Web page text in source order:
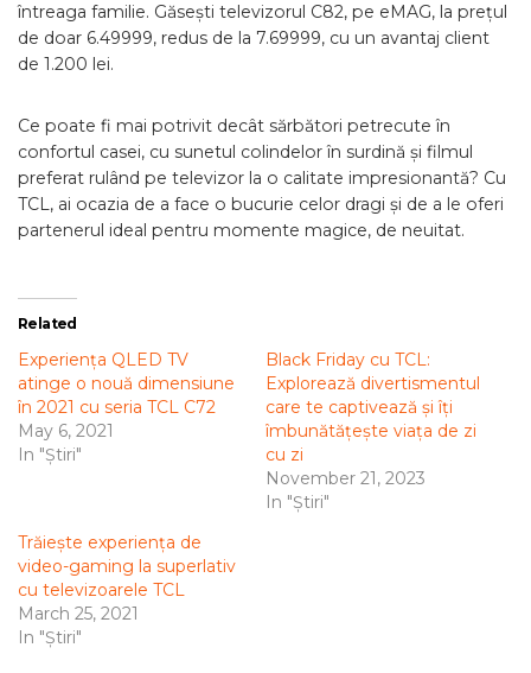
întreaga familie. Găsești televizorul C82, pe eMAG, la prețul
de doar 6.49999, redus de la 7.69999, cu un avantaj client
de 1.200 lei.
Ce poate fi mai potrivit decât sărbători petrecute în
confortul casei, cu sunetul colindelor în surdină și filmul
preferat rulând pe televizor la o calitate impresionantă? Cu
TCL, ai ocazia de a face o bucurie celor dragi și de a le oferi
partenerul ideal pentru momente magice, de neuitat.
Related
Experiența QLED TV
atinge o nouă dimensiune
în 2021 cu seria TCL C72
May 6, 2021
In "Știri"
Black Friday cu TCL:
Explorează divertismentul
care te captivează și îți
îmbunătățește viața de zi
cu zi
November 21, 2023
In "Știri"
Trăiește experiența de
video-gaming la superlativ
cu televizoarele TCL
March 25, 2021
In "Știri"